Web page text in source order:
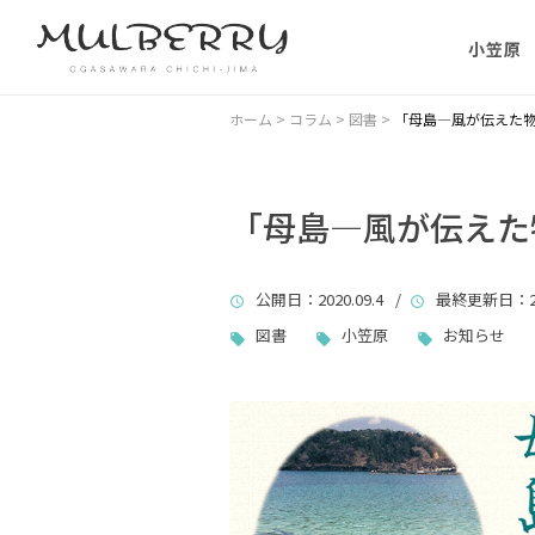
小笠原
小笠原
に）
ない理由
小笠原
ホーム > コラム > 図書 > 「母島―風が伝えた
「母島―風が伝え
公開日 ：2020.09.4 / 最終更新日
図書
小笠原 お知らせ